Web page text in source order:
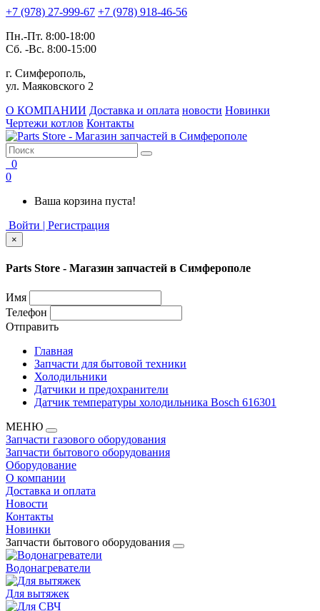
+7 (978) 27-999-67 +7 (978) 918-46-56
Пн.-Пт. 8:00-18:00
Сб. -Вс. 8:00-15:00
г. Симферополь,
ул. Маяковского 2
О КОМПАНИИ Доставка и оплата новости Новинки
Чертежи котлов Контакты
0
0
Ваша корзина пуста!
Войти | Регистрация
×
Parts Store - Магазин запчастей в Симферополе
Имя
Телефон
Отправить
Главная
Запчасти для бытовой техники
Холодильники
Датчики и предохранители
Датчик температуры холодильника Bosch 616301
МЕНЮ
Запчасти газового оборудования
Запчасти бытового оборудования
Оборудование
О компании
Доставка и оплата
Новости
Контакты
Новинки
Запчасти бытового оборудования
Водонагреватели
Для вытяжек